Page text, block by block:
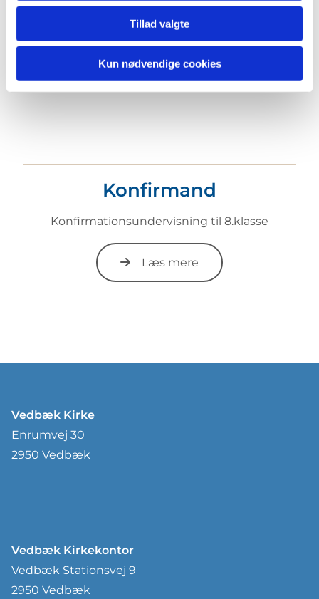
Tillad valgte
Kun nødvendige cookies
Læs mere
Konfirmand
Konfirmationsundervisning til 8.klasse
Læs mere
Vedbæk Kirke
Enrumvej 30
2950 Vedbæk
Vedbæk Kirkekontor
Vedbæk Stationsvej 9
2950 Vedbæk